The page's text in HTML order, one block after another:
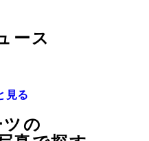
ース
見る
の